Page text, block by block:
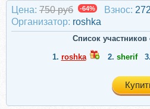
Цена: 750 руб -64% Взнос:
Организатор: roshka
Список
1. roshka 2. sherif 3.